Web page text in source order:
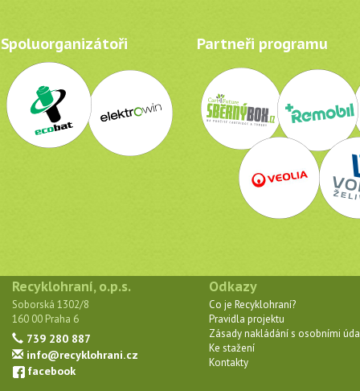
Spoluorganizátoři Partneři programu
Recyklohraní, o.p.s.
Soborská 1302/8
160 00 Praha 6
739 280 887
info@recyklohrani.cz
facebook
Odkazy
Co je Recyklohraní?
Pravidla projektu
Zásady nakládání s osobními
Ke stažení
Kontakty